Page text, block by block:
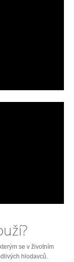
se v životním
hlodavců.